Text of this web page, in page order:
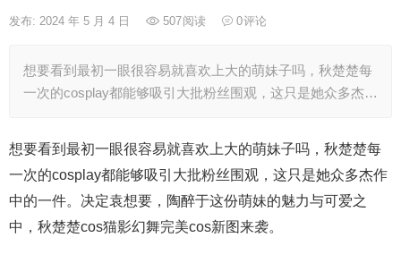
发布: 2024 年 5 月 4 日 507阅读 0评论
想要看到最初一眼很容易就喜欢上大的萌妹子吗，秋楚楚每
一次的cosplay都能够吸引大批粉丝围观，这只是她众多杰…
想要看到最初一眼很容易就喜欢上大的萌妹子吗，秋楚楚每
一次的cosplay都能够吸引大批粉丝围观，这只是她众多杰作
中的一件。决定袁想要，陶醉于这份萌妹的魅力与可爱之
中，秋楚楚cos猫影幻舞完美cos新图来袭。